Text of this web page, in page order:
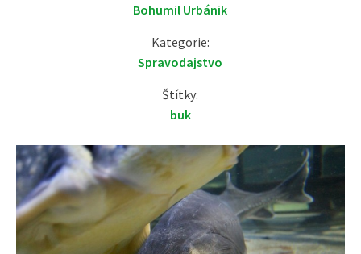
Bohumil Urbánik
Kategorie:
Spravodajstvo
Štítky:
buk